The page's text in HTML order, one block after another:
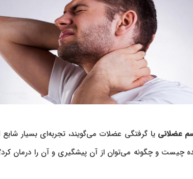
عضلانی یا گرفتگی عضلات می‌گویند، تجربه‌ای بسیار
چیست و چگونه می‌توان از آن پیشگیری و آن را درمان